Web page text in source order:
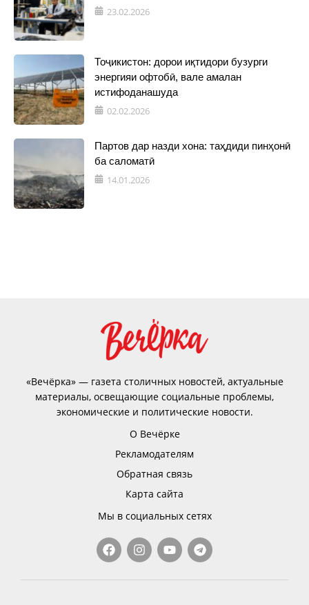
23.02.2026
Тоҷикистон: дорои иқтидори бузурги
энергияи офтобӣ, вале амалан
истифоданашуда
02.02.2026
Партов дар назди хона: таҳдиди пинҳонӣ
ба саломатӣ
14.01.2026
«Вечёрка» — газета столичных новостей, актуальные
материалы, освещающие социальные проблемы,
экономические и политические новости.
О Вечёрке
Рекламодателям
Обратная связь
Карта сайта
Мы в социальных сетях